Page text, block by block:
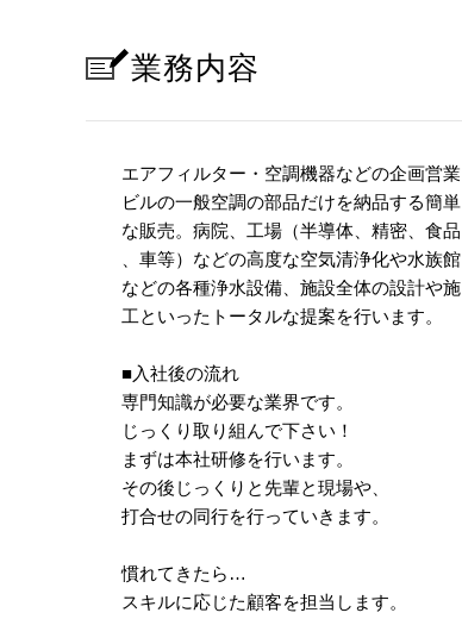
業務内容
エアフィルター・空調機器などの企画営業
ビルの一般空調の部品だけを納品する簡単
な販売。病院、工場（半導体、精密、食品
、車等）などの高度な空気清浄化や水族館
などの各種浄水設備、施設全体の設計や施
工といったトータルな提案を行います。
■入社後の流れ
専門知識が必要な業界です。
じっくり取り組んで下さい！
まずは本社研修を行います。
その後じっくりと先輩と現場や、
打合せの同行を行っていきます。
慣れてきたら…
スキルに応じた顧客を担当します。